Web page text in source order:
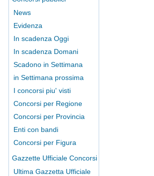
News
Evidenza
In scadenza Oggi
In scadenza Domani
Scadono in Settimana
in Settimana prossima
I concorsi piu' visti
Concorsi per Regione
Concorsi per Provincia
Enti con bandi
Concorsi per Figura
Gazzette Ufficiale Concorsi
Ultima Gazzetta Ufficiale